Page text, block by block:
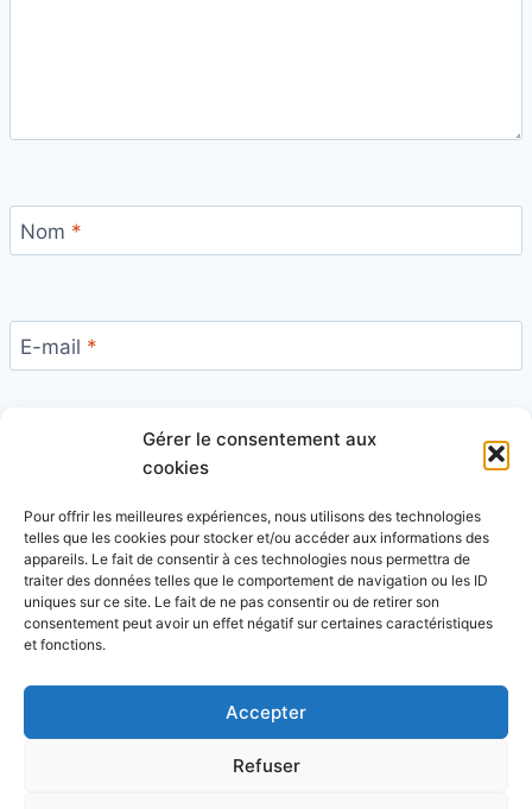
Gérer le consentement aux
cookies
Pour offrir les meilleures expériences, nous utilisons des technologies
telles que les cookies pour stocker et/ou accéder aux informations des
appareils. Le fait de consentir à ces technologies nous permettra de
traiter des données telles que le comportement de navigation ou les ID
uniques sur ce site. Le fait de ne pas consentir ou de retirer son
consentement peut avoir un effet négatif sur certaines caractéristiques
et fonctions.
Accepter
Refuser
Nom *
E-mail *
Ce site utilise Akismet pour réduire les indésirables.
En savoir plus sur la façon dont les données de vos